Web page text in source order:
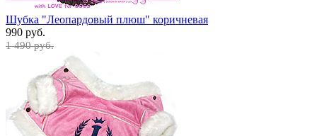
Шубка "Леопардовый плюш" коричневая
990 руб.
1 490 руб.